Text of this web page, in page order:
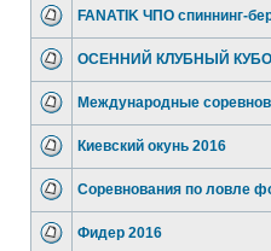
FANATIK ЧПО спиннинг-
ОСЕННИЙ КЛУБНЫЙ
Международные
Киевский окунь 2016
Соревнования по ловле
Фидер 2016